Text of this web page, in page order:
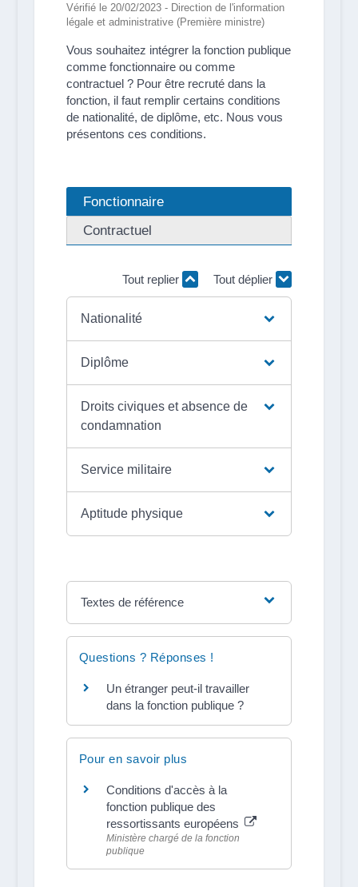
Vérifié le 20/02/2023 - Direction de l'information
légale et administrative (Première ministre)
Vous souhaitez intégrer la fonction publique
comme fonctionnaire ou comme
contractuel ? Pour être recruté dans la
fonction, il faut remplir certains conditions
de nationalité, de diplôme, etc. Nous vous
présentons ces conditions.
Fonctionnaire
Contractuel
Tout replier Tout déplier
Nationalité
Diplôme
Droits civiques et absence de
condamnation
Service militaire
Aptitude physique
Textes de référence
Questions ? Réponses !
Un étranger peut-il travailler
dans la fonction publique ?
Pour en savoir plus
Conditions d'accès à la
fonction publique des
ressortissants européens
Ministère chargé de la fonction
publique